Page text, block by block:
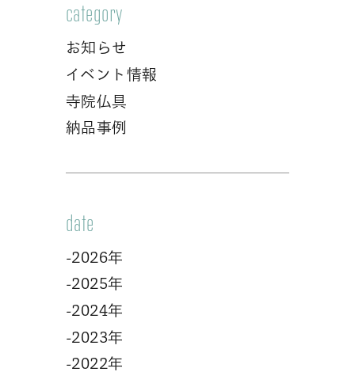
category
お知らせ
イベント情報
寺院仏具
納品事例
date
-2026年
-2025年
-2024年
-2023年
-2022年